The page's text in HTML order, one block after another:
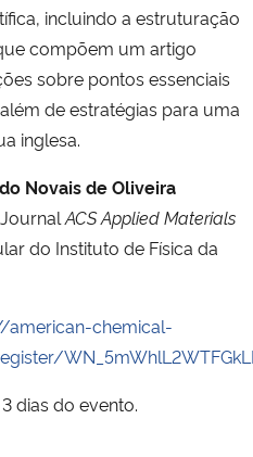
Humanos
incluindo a estruturação
compõem um artigo
sobre pontos essenciais
de estratégias para uma
inglesa.
Novais de Oliveira
ACS Applied Materials
do Instituto de Física da
american-chemical-
dias do evento.